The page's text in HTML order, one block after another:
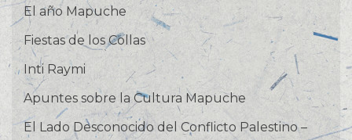
El año Mapuche
Fiestas de los Collas
Inti Raymi
Apuntes sobre la Cultura Mapuche
El Lado Desconocido del Conflicto Palestino –